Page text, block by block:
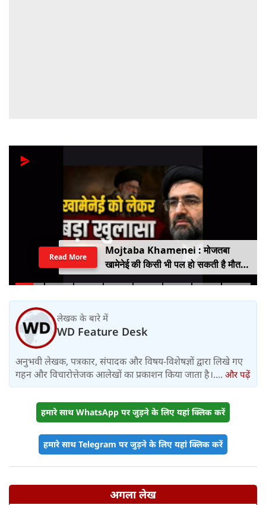
Mojtaba Khamenei : मोजतबा
खामेनेई की किसी भी पल हो सकती है मौत,
इजराइली मीडिया के दावे के बीच सामने आया
Read More
लेखक के बारे में
WD Feature Desk
अनुभवी लेखक, पत्रकार, संपादक और विषय-विशेषज्ञों द्वारा लिखे गए
गहन और विचारोत्तेजक आलेखों का प्रकाशन किया जाता है।.... और पढ़ें
हमारे साथ WhatsApp पर जुड़ने के लिए यहां क्लिक करें
हमारे साथ Telegram पर जुड़ने के लिए यहां क्लिक करें
अगला लेख